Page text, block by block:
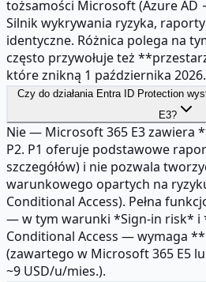
tożsamości Microsoft (Azure
Silnik wykrywania ryzyka,
identyczne. Różnica polega na
często przywołuje też
które znikną 1 października 2026.
Czy do działania Entra ID Protection
E3?
Nie — Microsoft 365 E3 zawiera
P2. P1 oferuje podstawowe
szczegółów) i nie pozwala
warunkowego opartych na
Conditional Access). Pełna
— w tym warunki *Sign-in risk* i
Conditional Access — wymaga
(zawartego w Microsoft 365 E5
~9 USD/u/mies.).